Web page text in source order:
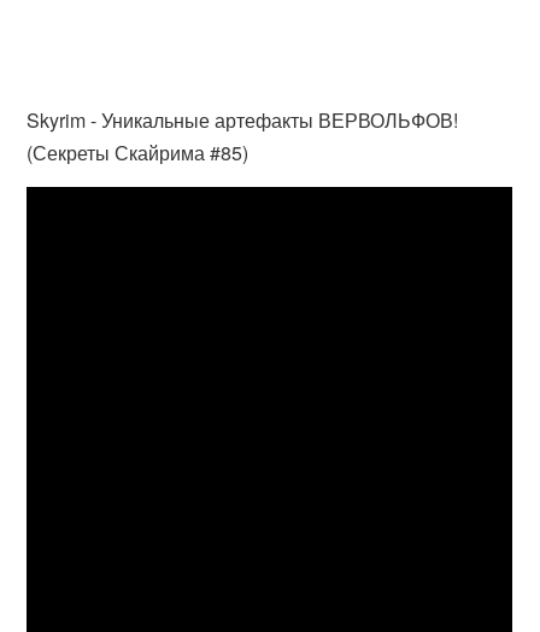
Skyrim - Уникальные артефакты ВЕРВОЛЬФОВ!
(Секреты Скайрима #85)